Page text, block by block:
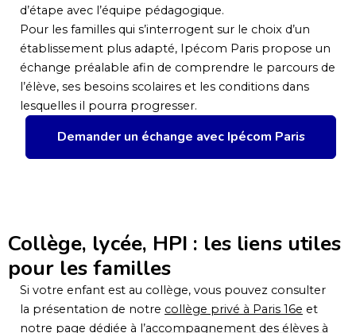
d’étape avec l’équipe pédagogique.
Pour les familles qui s’interrogent sur le choix d’un
établissement plus adapté, Ipécom Paris propose un
échange préalable afin de comprendre le parcours de
l’élève, ses besoins scolaires et les conditions dans
lesquelles il pourra progresser.
Demander un échange avec Ipécom Paris
Collège, lycée, HPI : les liens utiles
pour les familles
Si votre enfant est au collège, vous pouvez consulter
la présentation de notre collège privé à Paris 16e et
notre page dédiée à l’accompagnement des élèves à